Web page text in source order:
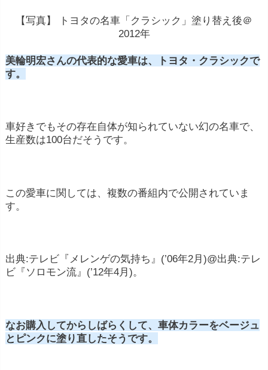
【写真】 トヨタの名車 「クラシック 」塗り替え後＠
2012年
美輪明宏さんの代表的な愛車は、トヨタ・クラシックで
す。
車好きでもその存在自体が知られていない幻の名車で、
生産数は100台だそうです。
この愛車に関しては、複数の番組内で公開されていま
す。
出典:テレビ『メレンゲの気持ち』(’06年2月)@出典:テレ
ビ『ソロモン流』(’12年4月)。
なお購入してからしばらくして、車体カラーをベージュ
とピンクに塗り直したそうです。